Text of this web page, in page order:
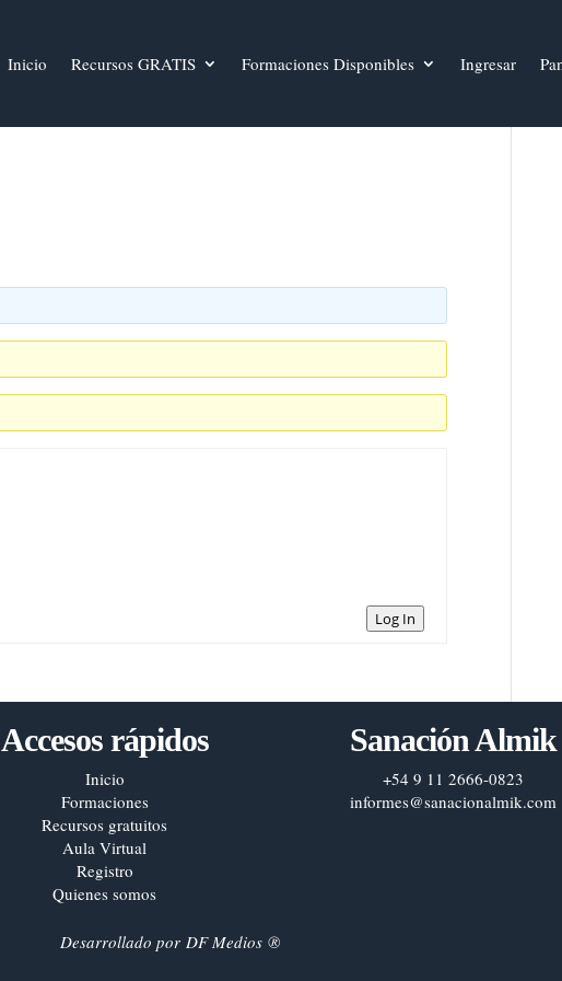
Inicio Recursos GRATIS Formaciones Disponibles Ingresar
Log In
Accesos rápidos
Inicio
Formaciones
Recursos gratuitos
Aula Virtual
Registro
Quienes somos
Sanación Almik
+54 9 11 2666-0823
informes@sanacionalmik.com
Desarrollado por DF Medios®